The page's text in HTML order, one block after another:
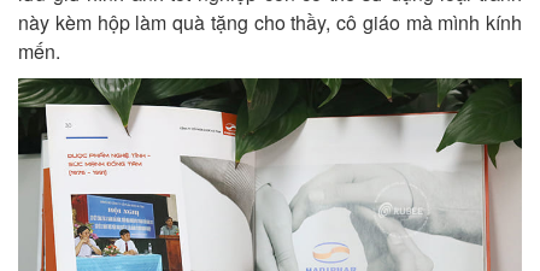
này kèm hộp làm quà tặng cho thầy, cô giáo mà mình kính
mến.